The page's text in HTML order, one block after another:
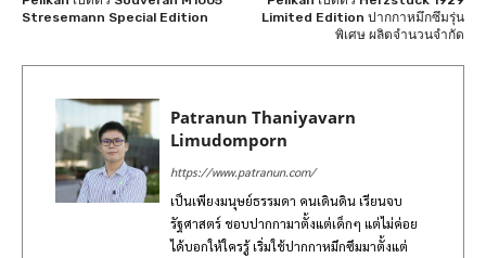
Stresemann Special Edition
Limited Edition ปากกาหมึกซึมรุ่น
พิเศษ ผลิตจำนวนจำกัด
Patranun Thaniyavarn
Limudomporn
https://www.patranun.com/
เป็นเพียงมนุษย์ธรรมดา คนเดินดิน เรียนจบ
รัฐศาสตร์ ชอบปากกามาตั้งแต่เด็กๆ แต่ไม่ค่อย
ได้บอกให้ใครรู้ เริ่มใช้ปากกาหมึกซึมมาตั้งแต่